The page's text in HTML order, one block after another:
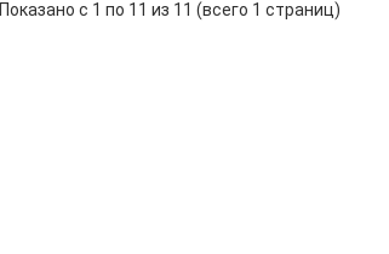
Показано с 1 по 11 из 11 (всего 1 страниц)